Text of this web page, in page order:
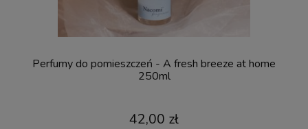
Perfumy do pomieszczeń - A fresh breeze at home
250ml
42,00 zł